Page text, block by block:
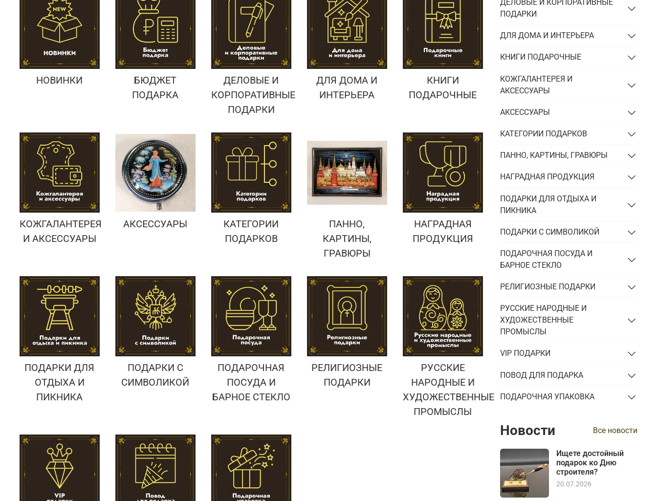
Подарки банковскому работнику
Подарки брокеру
Подарки директору/руководителю
Подарки страховщику
Подарки строителю
Подарки учителю
Подарки энергетику
Подарки юристу
НОВИНКИ
БЮДЖЕТ
ПОДАРКА
ДЕЛОВЫЕ И
КОРПОРАТИВНЫЕ
ПОДАРКИ
ДЛЯ ДОМА И
ИНТЕРЬЕРА
КНИГИ
ПОДАРОЧНЫЕ
КОЖГАЛАНТЕРЕЯ
И АКСЕССУАРЫ
АКСЕССУАРЫ
КАТЕГОРИИ
ПОДАРКОВ
ПАННО,
КАРТИНЫ,
ГРАВЮРЫ
НАГРАДНАЯ
ПРОДУКЦИЯ
ПОДАРКИ ДЛЯ
ОТДЫХА И
ПИКНИКА
ПОДАРКИ С
СИМВОЛИКОЙ
ПОДАРОЧНАЯ
ПОСУДА И
БАРНОЕ СТЕКЛО
РЕЛИГИОЗНЫЕ
ПОДАРКИ
РУССКИЕ
НАРОДНЫЕ И
ХУДОЖЕСТВЕННЫЕ
ПРОМЫСЛЫ
ДЕЛОВЫЕ И КОРПОРАТИВНЫЕ
ПОДАРКИ
ДЛЯ ДОМА И ИНТЕРЬЕРА
КНИГИ ПОДАРОЧНЫЕ
КОЖГАЛАНТЕРЕЯ И
АКСЕССУАРЫ
АКСЕССУАРЫ
КАТЕГОРИИ ПОДАРКОВ
ПАННО, КАРТИНЫ, ГРАВЮРЫ
НАГРАДНАЯ ПРОДУКЦИЯ
ПОДАРКИ ДЛЯ ОТДЫХА И
ПИКНИКА
ПОДАРКИ С СИМВОЛИКОЙ
ПОДАРОЧНАЯ ПОСУДА И
БАРНОЕ СТЕКЛО
РЕЛИГИОЗНЫЕ ПОДАРКИ
РУССКИЕ НАРОДНЫЕ И
ХУДОЖЕСТВЕННЫЕ
ПРОМЫСЛЫ
VIP ПОДАРКИ
ПОВОД ДЛЯ ПОДАРКА
ПОДАРОЧНАЯ УПАКОВКА
Новости Все новости
Ищете достойный
подарок ко Дню
строителя?
20.07.2026